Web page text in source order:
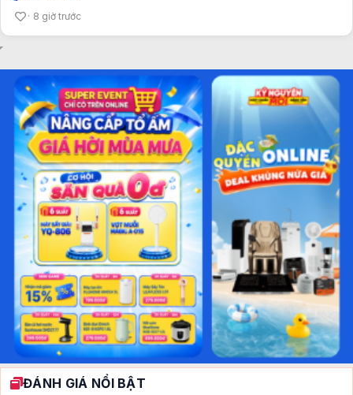
8 giờ trước
ĐÁNH GIÁ NỔI BẬT